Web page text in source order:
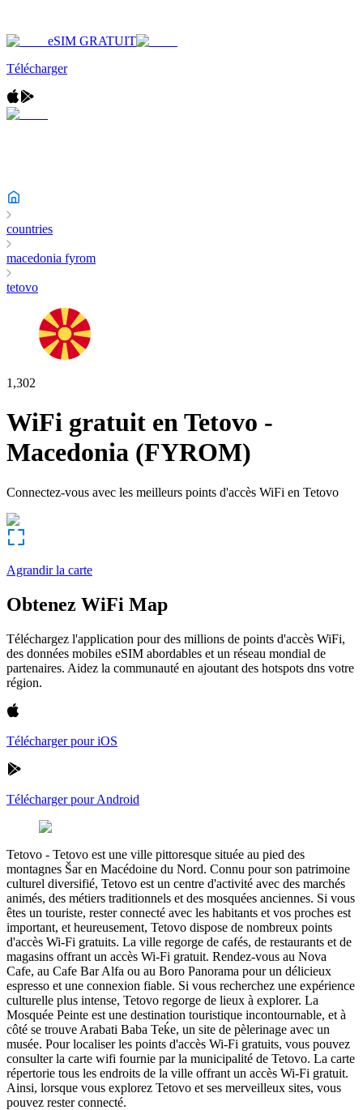
eSIM GRATUIT
Télécharger
countries
macedonia fyrom
tetovo
1,302
WiFi gratuit enTetovo -
Macedonia (FYROM)
Connectez-vous avec les meilleurs points d'accès WiFi en Tetovo
Agrandir la carte
Obtenez WiFi Map
Téléchargez l'application pour des millions de points d'accès WiFi,
des données mobiles eSIM abordables et un réseau mondial de
partenaires. Aidez la communauté en ajoutant des hotspots dns votre
région.
Télécharger pour iOS
Télécharger pour Android
Tetovo - Tetovo est une ville pittoresque située au pied des
montagnes Šar en Macédoine du Nord. Connu pour son patrimoine
culturel diversifié, Tetovo est un centre d'activité avec des marchés
animés, des métiers traditionnels et des mosquées anciennes. Si vous
êtes un touriste, rester connecté avec les habitants et vos proches est
important, et heureusement, Tetovo dispose de nombreux points
d'accès Wi-Fi gratuits. La ville regorge de cafés, de restaurants et de
magasins offrant un accès Wi-Fi gratuit. Rendez-vous au Nova
Cafe, au Cafe Bar Alfa ou au Boro Panorama pour un délicieux
espresso et une connexion fiable. Si vous recherchez une expérience
culturelle plus intense, Tetovo regorge de lieux à explorer. La
Mosquée Peinte est une destination touristique incontournable, et à
côté se trouve Arabati Baba Teḱe, un site de pèlerinage avec un
musée. Pour localiser les points d'accès Wi-Fi gratuits, vous pouvez
consulter la carte wifi fournie par la municipalité de Tetovo. La carte
répertorie tous les endroits de la ville offrant un accès Wi-Fi gratuit.
Ainsi, lorsque vous explorez Tetovo et ses merveilleux sites, vous
pouvez rester connecté.